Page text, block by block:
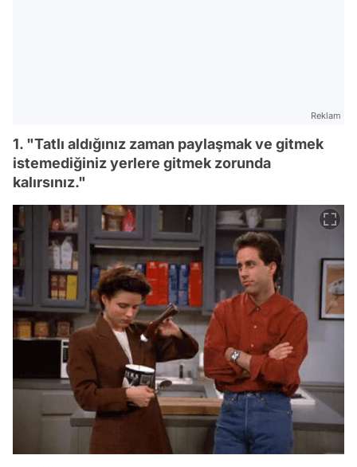
Reklam
1. "Tatlı aldığınız zaman paylaşmak ve gitmek
istemediğiniz yerlere gitmek zorunda
kalırsınız."